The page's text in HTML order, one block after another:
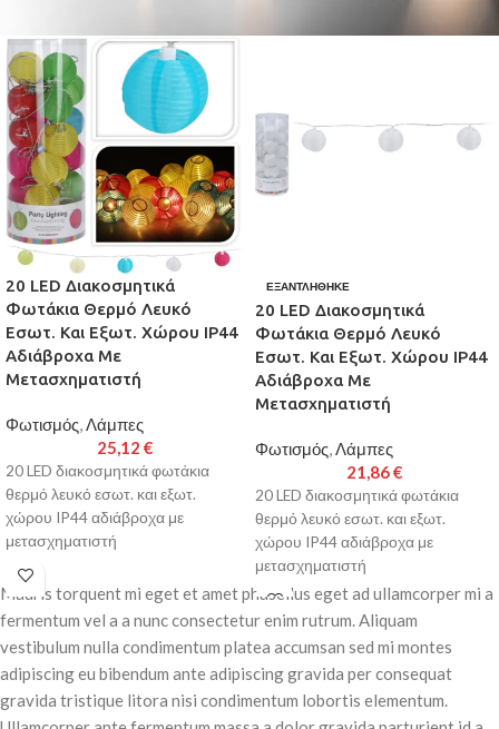
20 LED Διακοσμητικά
Φωτάκια Θερμό Λευκό
Εσωτ. Και Εξωτ. Χώρου IP44
Αδιάβροχα Με
Μετασχηματιστή
Φωτισμός,Λάμπες
25,12 €
20 LED διακοσμητικά φωτάκια
θερμό λευκό εσωτ. και εξωτ.
χώρου IP44 αδιάβροχα με
μετασχηματιστή
Παράδοση σε 3-10 εργάσιμες
ημέρες
ΕΞΑΝΤΛΉΘΗΚΕ
20 LED Διακοσμητικά
Φωτάκια Θερμό Λευκό
Εσωτ. Και Εξωτ. Χώρου IP44
Αδιάβροχα Με
Μετασχηματιστή
Φωτισμός,Λάμπες
21,86€
20 LED διακοσμητικά φωτάκια
θερμό λευκό εσωτ. και εξωτ.
χώρου IP44 αδιάβροχα με
μετασχηματιστή
Παράδοση σε 3-10 εργάσιμες
ημέρες
Mauris torquent mi eget et amet phasellus eget ad ullamcorper mi a
fermentum vel a a nunc consectetur enim rutrum. Aliquam
vestibulum nulla condimentum platea accumsan sed mi montes
adipiscing eu bibendum ante adipiscing gravida per consequat
gravida tristique litora nisi condimentum lobortis elementum.